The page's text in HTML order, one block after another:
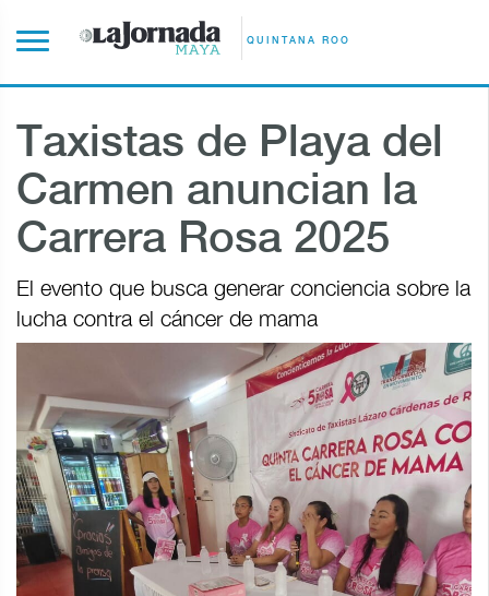
QUINTANA ROO
Taxistas de Playa del
Carmen anuncian la
Carrera Rosa 2025
El evento que busca generar conciencia sobre la
lucha contra el cáncer de mama